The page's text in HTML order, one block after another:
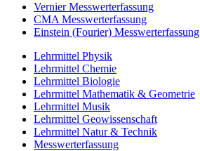
Vernier Messwerterfassung
CMA Messwerterfassung
Einstein (Fourier) Messwerterfassung
Lehrmittel Physik
Lehrmittel Chemie
Lehrmittel Biologie
Lehrmittel Mathematik & Geometrie
Lehrmittel Musik
Lehrmittel Geowissenschaft
Lehrmittel Natur & Technik
Messwerterfassung